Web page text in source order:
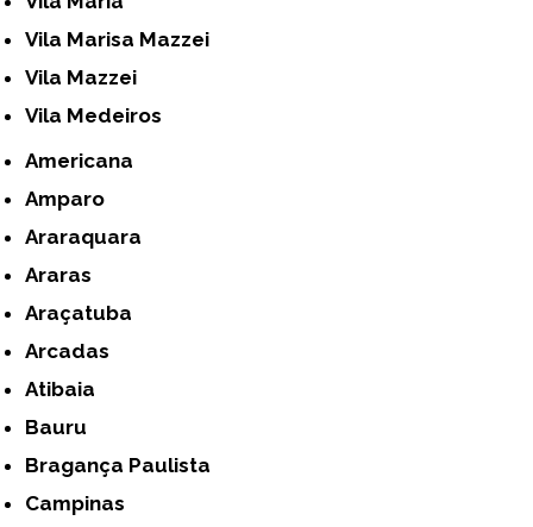
Vila Marisa Mazzei
Vila Mazzei
Vila Medeiros
Americana
Amparo
Araraquara
Araras
Araçatuba
Arcadas
Atibaia
Bauru
Bragança Paulista
Campinas